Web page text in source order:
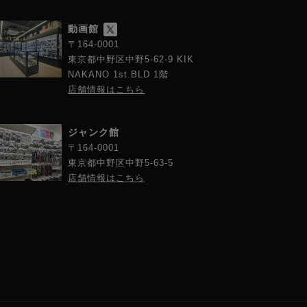
動画館
〒164-0001
東京都中野区中野5-62-9 KIK
NAKANO 1st.BLD 1階
店舗情報はこちら
ジャンク館
〒164-0001
東京都中野区中野5-63-5
店舗情報はこちら